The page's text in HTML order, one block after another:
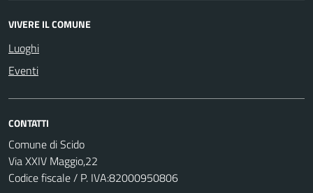
VIVERE IL COMUNE
Luoghi
Eventi
CONTATTI
Comune di Scido
Via XXIV Maggio,22
Codice fiscale / P. IVA:82000950806